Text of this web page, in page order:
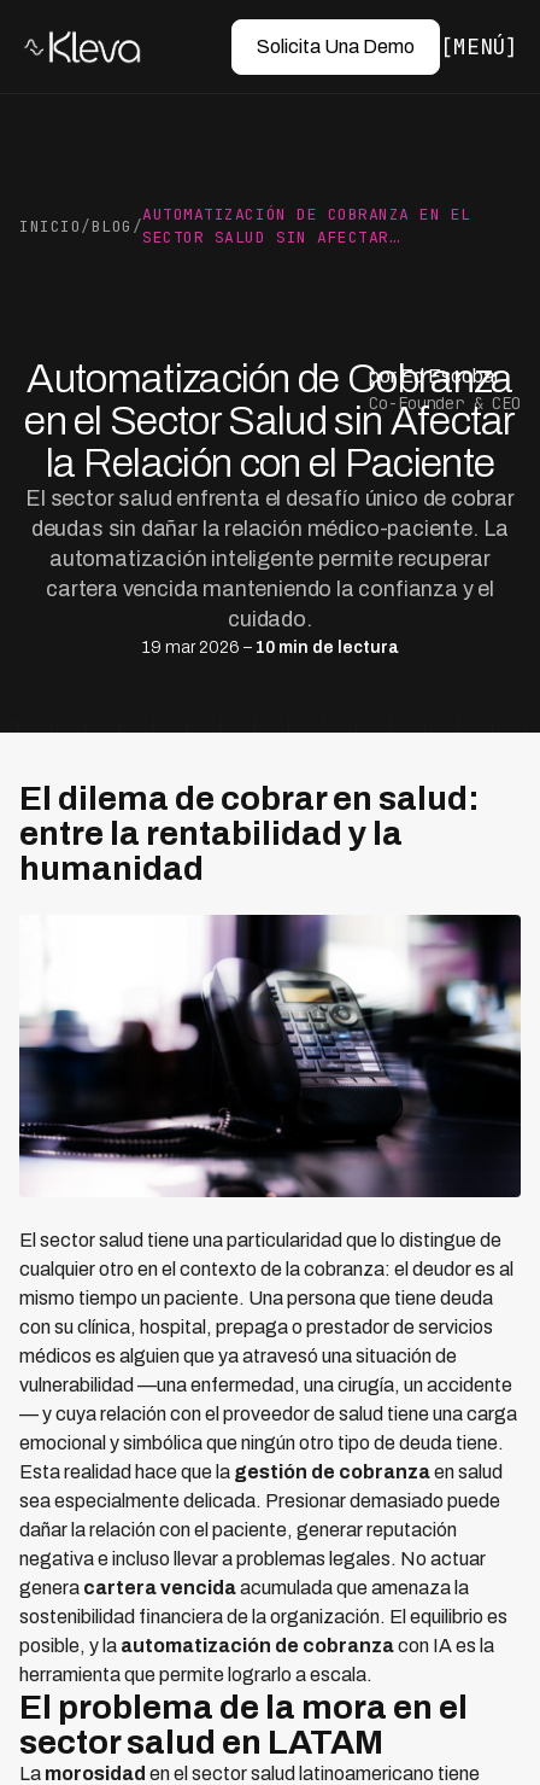
Solicita Una Demo MENÚ
INICIO/BLOG /
AUTOMATIZACIÓN DE COBRANZA EN EL
SECTOR SALUD SIN AFECTAR…
Automatización de Cobranza
en el Sector Salud sin Afectar
la Relación con el Paciente
El sector salud enfrenta el desafío único de cobrar
deudas sin dañar la relación médico-paciente. La
automatización inteligente permite recuperar
cartera vencida manteniendo la confianza y el
cuidado.
19 mar 2026 – 10 min de lectura
por Ed Escobar
Co-Founder & CEO
El dilema de cobrar en salud:
entre la rentabilidad y la
humanidad
El sector salud tiene una particularidad que lo distingue de
cualquier otro en el contexto de la cobranza: el deudor es al
mismo tiempo un paciente. Una persona que tiene deuda
con su clínica, hospital, prepaga o prestador de servicios
médicos es alguien que ya atravesó una situación de
vulnerabilidad —una enfermedad, una cirugía, un accidente
— y cuya relación con el proveedor de salud tiene una carga
emocional y simbólica que ningún otro tipo de deuda tiene.
Esta realidad hace que la gestión de cobranzaen salud
sea especialmente delicada. Presionar demasiado puede
dañar la relación con el paciente, generar reputación
negativa e incluso llevar a problemas legales. No actuar
genera cartera vencidaacumulada que amenaza la
sostenibilidad financiera de la organización. El equilibrio es
posible, y la automatización de cobranzacon IA es la
herramienta que permite lograrlo a escala.
El problema de la mora en el
sector salud en LATAM
La morosidad en el sector salud latinoamericano tiene